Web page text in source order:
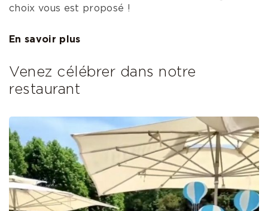
choix vous est proposé !
En savoir plus
Venez célébrer dans notre
restaurant